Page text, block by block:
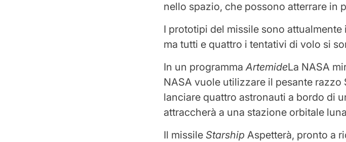
nello spazio, che possono atterrare in
I prototipi del missile sono
ma tutti e quattro i tentativi di volo si
In un programmaArtemideLa NASA
NASA vuole utilizzare il pesante razzo
lanciare quattro astronauti a bordo di
attraccherà a una stazione orbitale
Il missileStarship Aspetterà, pronto a